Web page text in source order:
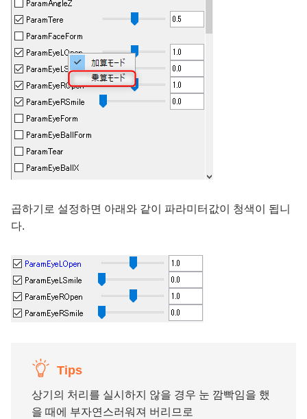
곱하기로 설정하면 아래와 같이 파라미터값이 청색이 됩니
다.
Tips
상기의 처리를 실시하지 않을 경우 눈 깜빡임을 했
을 때에 부자연스러워져 버리므로